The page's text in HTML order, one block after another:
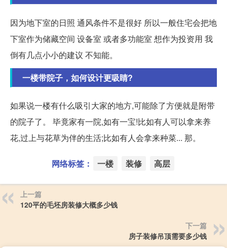
因为地下室的日照 通风条件不是很好 所以一般住宅会把地
下室作为储藏空间 设备室 或者多功能室 想作为投资用 我
倒有几点小小的建议 不知能。
一楼带院子，如何设计更吸睛?
如果说一楼有什么吸引大家的地方,可能除了方便就是附带
的院子了。 毕竟家有一院,如有一宝!比如有人可以拿来养
花,过上与花草为伴的生活;比如有人会拿来种菜... 那。
网络标签： 一楼 装修 高层
上一篇
120平的毛坯房装修大概多少钱
下一篇
房子装修吊顶需要多少钱